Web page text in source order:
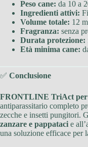
Peso cane: da 10 a
Ingredienti attivi:
Volume totale: 12
Fragranza: senza
Durata protezione:
Età minima cane:
✅ Conclusione
FRONTLINE TriAct per
antiparassitario completo
zecche e insetti pungitori.
zanzare e pappataci e
una soluzione efficace per